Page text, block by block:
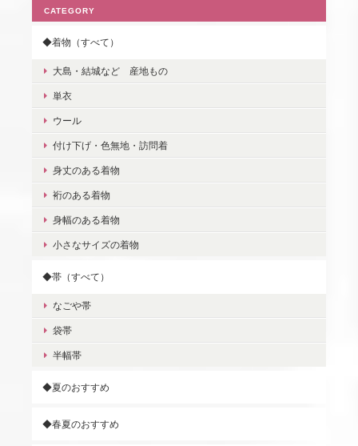
CATEGORY
◆着物（すべて）
大島・結城など 産地もの
単衣
ウール
付け下げ・色無地・訪問着
身丈のある着物
裄のある着物
身幅のある着物
小さなサイズの着物
◆帯（すべて）
なごや帯
袋帯
半幅帯
◆夏のおすすめ
◆春夏のおすすめ